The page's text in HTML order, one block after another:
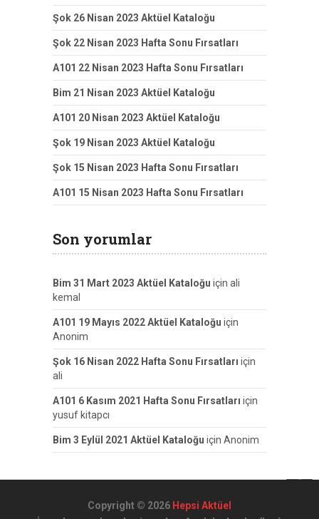
Şok 26 Nisan 2023 Aktüel Kataloğu
Şok 22 Nisan 2023 Hafta Sonu Fırsatları
A101 22 Nisan 2023 Hafta Sonu Fırsatları
Bim 21 Nisan 2023 Aktüel Kataloğu
A101 20 Nisan 2023 Aktüel Kataloğu
Şok 19 Nisan 2023 Aktüel Kataloğu
Şok 15 Nisan 2023 Hafta Sonu Fırsatları
A101 15 Nisan 2023 Hafta Sonu Fırsatları
Son yorumlar
Bim 31 Mart 2023 Aktüel Kataloğu için ali
kemal
A101 19 Mayıs 2022 Aktüel Kataloğu için
Anonim
Şok 16 Nisan 2022 Hafta Sonu Fırsatları için
ali
A101 6 Kasım 2021 Hafta Sonu Fırsatları için
yusuf kitapcı
Bim 3 Eylül 2021 Aktüel Kataloğu için Anonim
Copyright © 2026 Hepsi Aktüel